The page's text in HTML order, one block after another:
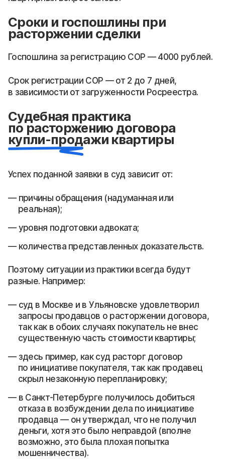
Сроки и госпошлины при
расторжении сделки
Госпошлина за регистрацию СОР — 4000 рублей.
Срок регистрации СОР — от 2 до 7 дней,
в зависимости от загруженности Росреестра.
Судебная практика
по расторжению договора
купли-продажи квартиры
Успех поданной заявки в суд зависит от:
причины обращения (надуманная или
реальная);
уровня подготовки адвоката;
количества представленных доказательств.
Поэтому ситуации из практики всегда будут
разные. Например:
суд в Москве и в Ульяновске удовлетворил
запросы продавцов о расторжении договора,
так как в обоих случаях покупатель не внес
существенную часть стоимости квартиры;
здесь пример, как суд расторг договор
по инициативе покупателя, так как продавец
скрыл незаконную перепланировку;
в Санкт-Петербурге получилось добиться
отказа в возбуждении дела по инициативе
продавца — он утверждал, что не получил
деньги, хотя это было неправдой (вполне
возможно, это была плохая попытка
мошенничества).